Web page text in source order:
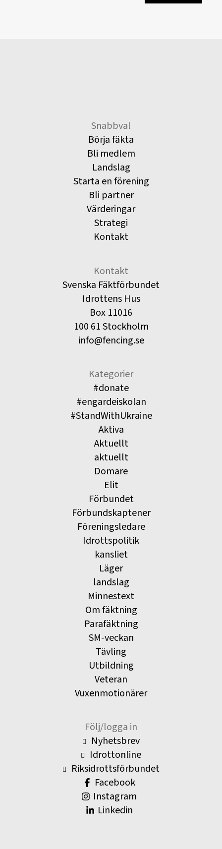
Snabbval
Börja fäkta
Bli medlem
Landslag
Starta en förening
Bli partner
Värderingar
Strategi
Kontakt
Kontakt
Svenska Fäktförbundet
Idrottens Hus
Box 11016
100 61 Stockholm
info@fencing.se
Kategorier
#donate
#engardeiskolan
#StandWithUkraine
Aktiva
Aktuellt
aktuellt
Domare
Elit
Förbundet
Förbundskaptener
Föreningsledare
Idrottspolitik
kansliet
Läger
landslag
Minnestext
Om fäktning
Parafäktning
SM-veckan
Tävling
Utbildning
Veteran
Vuxenmotionärer
Följ/logga in
Nyhetsbrev
Idrottonline
Riksidrottsförbundet
Facebook
Instagram
Linkedin